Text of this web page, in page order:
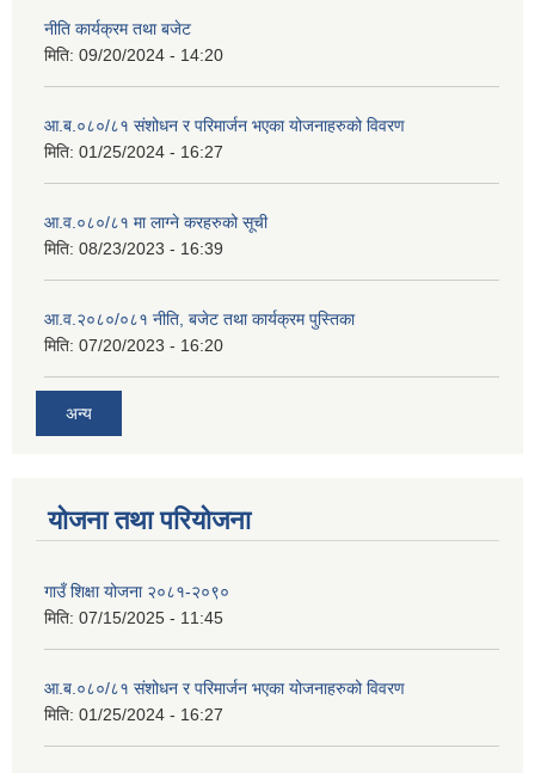
नीति कार्यक्रम तथा बजेट
मिति: 09/20/2024 - 14:20
आ.ब.०८०/८१ संशोधन र परिमार्जन भएका योजनाहरुको विवरण
मिति: 01/25/2024 - 16:27
आ.व.०८०/८१ मा लाग्ने करहरुको सूची
मिति: 08/23/2023 - 16:39
आ.व.२०८०/०८१ नीति, बजेट तथा कार्यक्रम पुस्तिका
मिति: 07/20/2023 - 16:20
अन्य
योजना तथा परियोजना
गाउँ शिक्षा योजना २०८१-२०९०
मिति: 07/15/2025 - 11:45
आ.ब.०८०/८१ संशोधन र परिमार्जन भएका योजनाहरुको विवरण
मिति: 01/25/2024 - 16:27